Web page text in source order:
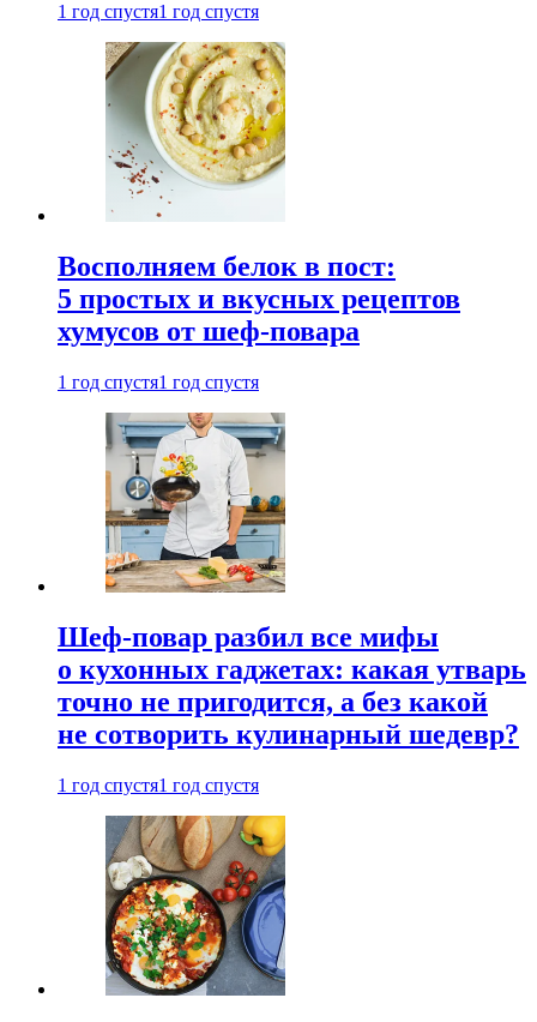
1 год спустя1 год спустя
Восполняем белок в пост:
5 простых и вкусных рецептов
хумусов от шеф-повара
1 год спустя1 год спустя
Шеф-повар разбил все мифы
о кухонных гаджетах: какая утварь
точно не пригодится, а без какой
не сотворить кулинарный шедевр?
1 год спустя1 год спустя